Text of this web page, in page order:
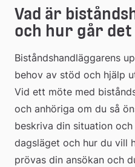
Vad är
och hur går
Biståndshandläggarens
behov av stöd och hjälp
Vid ett möte med
och anhöriga om du så
beskriva din situation
dagsläget och hur du vill
prövas din ansökan och